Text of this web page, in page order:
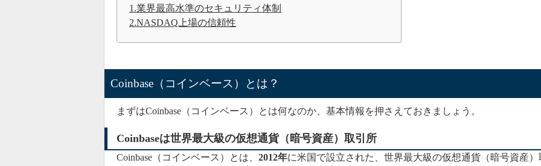
1.業界最高水準のセキュリティ体制
2.NASDAQ上場の信頼性
Coinbase（コインベース）とは？
まずはCoinbase（コインベース）とは何なのか、基本情報を押さえておきましょう。
Coinbaseは世界最大級の仮想通貨（暗号資産）取引所
Coinbase（コインベース）とは、 2012年に米国で設立された、世界最大級の仮想通貨（暗号資産）